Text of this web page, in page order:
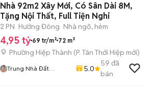
Nhà 92m2 Xây Mới, Có Sân Dài 8M,
Tặng Nội Thất, Full Tiện Nghi
2 PN Hướng Đông Nhà ngõ, hẻm
4,95 tỷ 69 tr/m² 72 m²
Phường Hiệp Thành (P. Tân Thới Hiệp mới)
Trung Nhà Đất
5.0
59 đã
bán